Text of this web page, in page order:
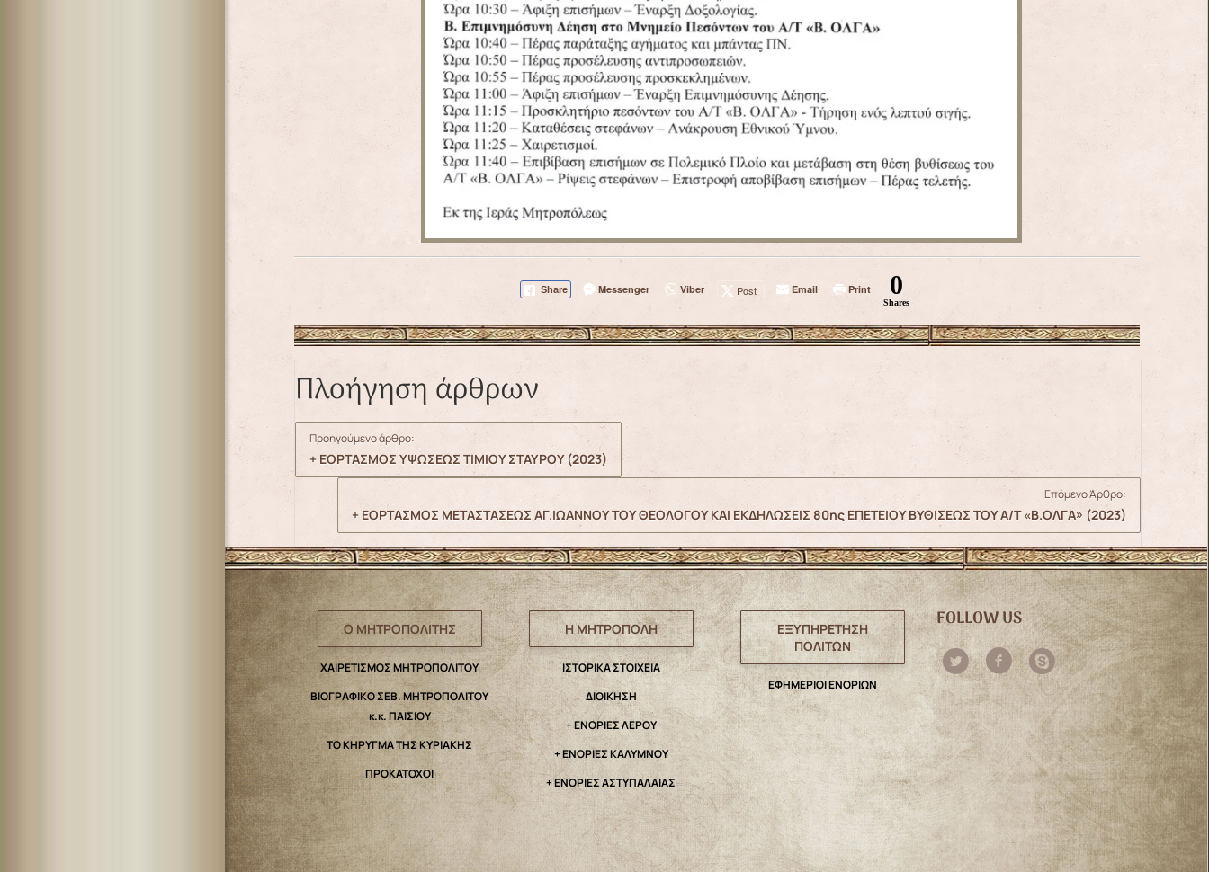
Share Messenger Viber Post Email Print 0
Shares
Πλοήγηση άρθρων
Προηγούμενο άρθρο:
+ ΕΟΡΤΑΣΜΟΣ ΥΨΩΣΕΩΣ ΤΙΜΙΟΥ ΣΤΑΥΡΟΥ (2023)
Επόμενο Άρθρο:
+ ΕΟΡΤΑΣΜΟΣ ΜΕΤΑΣΤΑΣΕΩΣ ΑΓ.ΙΩΑΝΝΟΥ ΤΟΥ ΘΕΟΛΟΓΟΥ ΚΑΙ ΕΚΔΗΛΩΣΕΙΣ 80ης ΕΠΕΤΕΙΟΥ ΒΥΘΙΣΕΩΣ ΤΟΥ Α/Τ «Β.ΟΛΓΑ» (2023)
Ο ΜΗΤΡΟΠΟΛΙΤΗΣ
ΧΑΙΡΕΤΙΣΜΟΣ ΜΗΤΡΟΠΟΛΙΤΟΥ
ΒΙΟΓΡΑΦΙΚΟ ΣΕΒ. ΜΗΤΡΟΠΟΛΙΤΟΥ
κ.κ. ΠΑΙΣΙΟΥ
ΤΟ ΚΗΡΥΓΜΑ ΤΗΣ ΚΥΡΙΑΚΗΣ
ΠΡΟΚΑΤΟΧΟΙ
Η ΜΗΤΡΟΠΟΛΗ
IΣΤΟΡΙΚΑ ΣΤΟΙΧΕΙΑ
ΔΙΟΙΚΗΣΗ
+ ΕΝΟΡΙΕΣ ΛΕΡΟΥ
+ ΕΝΟΡΙΕΣ ΚΑΛΥΜΝΟΥ
+ ΕΝΟΡΙΕΣ ΑΣΤΥΠΑΛΑΙΑΣ
ΕΞΥΠΗΡΕΤΗΣΗ
ΠΟΛΙΤΩΝ
ΕΦΗΜΕΡΙΟΙ ΕΝΟΡΙΩΝ
FOLLOW US